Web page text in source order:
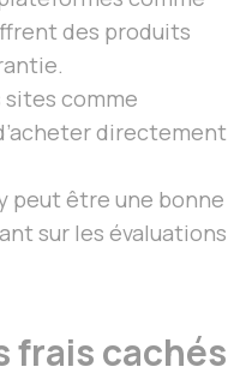
des produits
sites comme
directement
peut être une bonne
sur les évaluations
frais cachés